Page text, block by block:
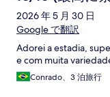
2026 年 5 月 30 日
Google で翻訳
Adorei a estadia,
e com muita
Conrado、3 泊旅行